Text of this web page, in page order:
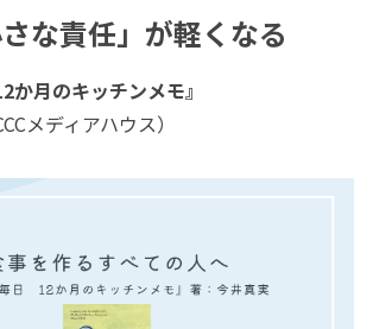
な責任」が軽くなる
月のキッチンメモ』
メディアハウス）